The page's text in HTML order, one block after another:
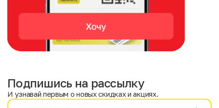
Подпишись на рассылку
И узнавай первым о новых скидках и акциях.